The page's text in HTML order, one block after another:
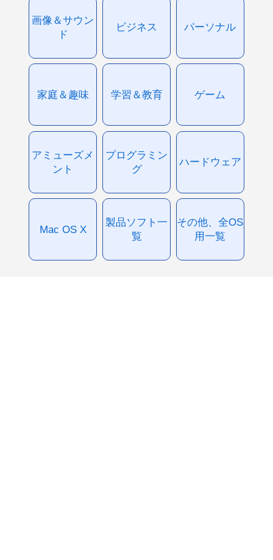
画像＆サウン
ド
ビジネス パーソナル
家庭＆趣味 学習＆教育 ゲーム
アミューズメ
ント
プログラミン
グ
ハードウェア
Mac OS X
製品ソフト一
覧
その他、全OS
用一覧